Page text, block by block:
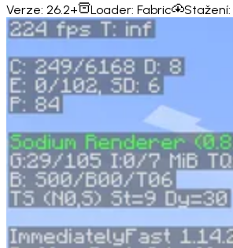
Verze: 26.2+ Loader: Fabric Stažení: